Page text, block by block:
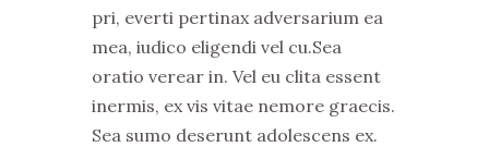
pri, everti pertinax adversarium ea
mea, iudico eligendi vel cu.Sea
oratio verear in. Vel eu clita essent
inermis, ex vis vitae nemore graecis.
Sea sumo deserunt adolescens ex.